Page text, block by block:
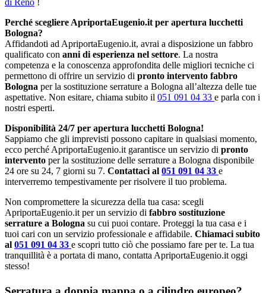
di Reno !
Perché scegliere ApriportaEugenio.it per apertura lucchetti
Bologna?
Affidandoti ad ApriportaEugenio.it, avrai a disposizione un fabbro
qualificato con anni di esperienza nel settore. La nostra
competenza e la conoscenza approfondita delle migliori tecniche ci
permettono di offrire un servizio di pronto intervento fabbro
Bologna per la sostituzione serrature a Bologna all’altezza delle tue
aspettative. Non esitare, chiama subito il 051 091 04 33 e parla con i
nostri esperti.
Disponibilità 24/7 per apertura lucchetti Bologna!
Sappiamo che gli imprevisti possono capitare in qualsiasi momento,
ecco perché ApriportaEugenio.it garantisce un servizio di pronto
intervento per la sostituzione delle serrature a Bologna disponibile
24 ore su 24, 7 giorni su 7. Contattaci al 051 091 04 33 e
interverremo tempestivamente per risolvere il tuo problema.
Non compromettere la sicurezza della tua casa: scegli
ApriportaEugenio.it per un servizio di fabbro sostituzione
serrature a Bologna su cui puoi contare. Proteggi la tua casa e i
tuoi cari con un servizio professionale e affidabile. Chiamaci subito
al 051 091 04 33 e scopri tutto ciò che possiamo fare per te. La tua
tranquillità è a portata di mano, contatta ApriportaEugenio.it oggi
stesso!